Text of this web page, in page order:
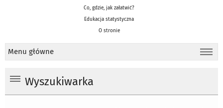
Co, gdzie, jak załatwić?
Edukacja statystyczna
O stronie
Menu główne
Wyszukiwarka